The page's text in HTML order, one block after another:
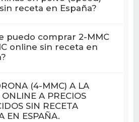
receta en España?
puedo comprar 2-MMC
online sin receta en
(4-MMC) A LA
A PRECIOS
SIN RECETA
EN ESPAÑA.